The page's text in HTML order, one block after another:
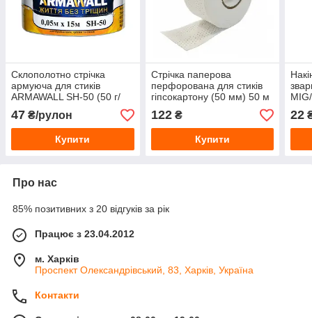
Склополотно стрічка
армуюча для стиків
ARMAWALL SH-50 (50 г/
кв.м) 50 мм, 15 м
47 ₴/рулон
Купити
Стрічка паперова
перфорована для стиків
гіпсокартону (50 мм) 50 м
122₴
Купити
мм /
22
Про нас
85% позитивних з 20 відгуків за рік
Працює з 23.04.2012
м. Харків
Проспект Олександрівський, 83, Харків, Україна
Контакти